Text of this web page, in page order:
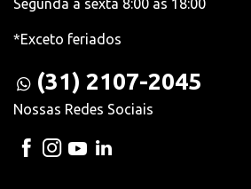
Segunda à sexta 8:00 às 18:00
*Exceto feriados
(31) 2107-2045
Nossas Redes Sociais